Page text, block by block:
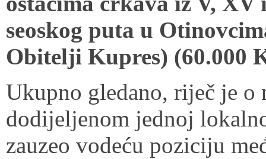
seoskog puta u
Obitelji Kupres) (60.000
Ukupno gledano, riječ je o
dodijeljenom jednoj
zauzeo vodeću poziciju